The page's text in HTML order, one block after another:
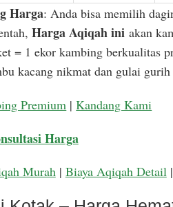
Harga: Anda bisa memilih
Harga Aqiqah iniakan
= 1 ekor kambing berkualitas
kacang nikmat dan gulai gurih
Premium |Kandang Kami
Harga
Murah| Biaya Aqiqah Detail|